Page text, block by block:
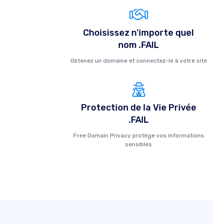
Choisissez n'importe quel
nom .FAIL
Obtenez un domaine et connectez-le à votre site
Protection de la Vie Privée
.FAIL
Free Domain Privacy protège vos informations
sensibles